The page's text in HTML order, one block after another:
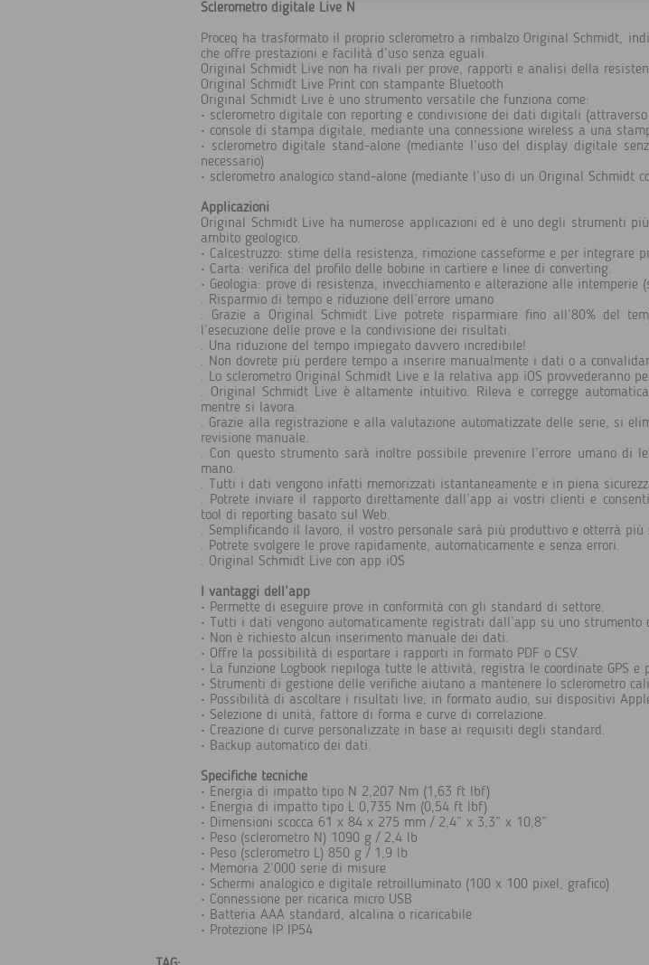
Sclerometro digitale Live N
Proceq ha trasformato il proprio sclerometro a rimbalzo Original Schmidt,
che offre prestazioni e facilità d’uso senza eguali.
Original Schmidt Live non ha rivali per prove, rapporti e analisi della
Original Schmidt Live Print con stampante Bluetooth
Original Schmidt Live è uno strumento versatile che funziona come:
• sclerometro digitale con reporting e condivisione dei dati digitali
• console di stampa digitale, mediante una connessione wireless a una
• sclerometro digitale stand-alone (mediante l’uso del display digitale
necessario)
• sclerometro analogico stand-alone (mediante l’uso di un Original Schmidt
Applicazioni
Original Schmidt Live ha numerose applicazioni ed è uno degli strumenti
ambito geologico.
• Calcestruzzo: stime della resistenza, rimozione casseforme e per integrare
• Carta: verifica del profilo delle bobine in cartiere e linee di converting.
• Geologia: prove di resistenza, invecchiamento e alterazione alle intemperie
. Risparmio di tempo e riduzione dell’errore umano
. Grazie a Original Schmidt Live potrete risparmiare fino all’80% del
l’esecuzione delle prove e la condivisione dei risultati.
. Una riduzione del tempo impiegato davvero incredibile!
. Non dovrete più perdere tempo a inserire manualmente i dati o a
. Lo sclerometro Original Schmidt Live e la relativa app iOS provvederanno
. Original Schmidt Live è altamente intuitivo. Rileva e corregge
mentre si lavora.
. Grazie alla registrazione e alla valutazione automatizzate delle serie, si
revisione manuale.
. Con questo strumento sarà inoltre possibile prevenire l’errore umano
mano.
. Tutti i dati vengono infatti memorizzati istantaneamente e in piena
. Potrete inviare il rapporto direttamente dall’app ai vostri clienti e
tool di reporting basato sul Web.
. Semplificando il lavoro, il vostro personale sarà più produttivo e otterrà
. Potrete svolgere le prove rapidamente, automaticamente e senza errori.
. Original Schmidt Live con app iOS
I vantaggi dell’app
• Permette di eseguire prove in conformità con gli standard di settore.
• Tutti i dati vengono automaticamente registrati dall’app su uno strumento
• Non è richiesto alcun inserimento manuale dei dati.
• Offre la possibilità di esportare i rapporti in formato PDF o CSV.
• La funzione Logbook riepiloga tutte le attività, registra le coordinate GPS
• Strumenti di gestione delle verifiche aiutano a mantenere lo sclerometro
• Possibilità di ascoltare i risultati live, in formato audio, sui dispositivi
• Selezione di unità, fattore di forma e curve di correlazione.
• Creazione di curve personalizzate in base ai requisiti degli standard.
• Backup automatico dei dati.
Specifiche tecniche
• Energia di impatto tipo N 2,207 Nm (1,63 ft lbf)
• Energia di impatto tipo L 0,735 Nm (0,54 ft lbf)
• Dimensioni scocca 61 x 84 x 275 mm / 2,4” x 3,3” x 10,8”
• Peso (sclerometro N) 1090 g / 2,4 lb
• Peso (sclerometro L) 850 g / 1,9 lb
• Memoria 2’000 serie di misure
• Schermi analogico e digitale retroilluminato (100 x 100 pixel, grafico)
• Connessione per ricarica micro USB
• Batteria AAA standard, alcalina o ricaricabile
• Protezione IP IP54